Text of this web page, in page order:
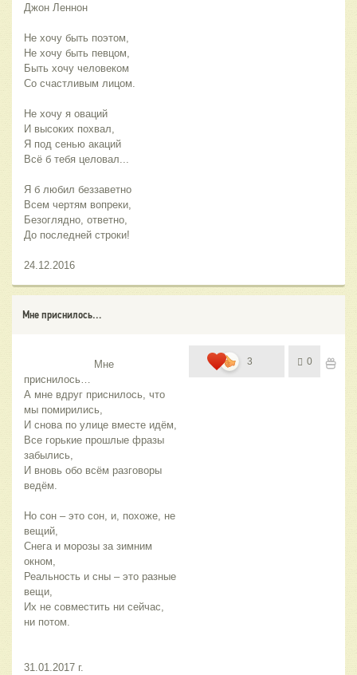
Джон Леннон
Не хочу быть поэтом,
Не хочу быть певцом,
Быть хочу человеком
Со счастливым лицом.
Не хочу я оваций
И высоких похвал,
Я под сенью акаций
Всё б тебя целовал...
Я б любил беззаветно
Всем чертям вопреки,
Безоглядно, ответно,
До последней строки!
24.12.2016
Мне приснилось…
приснилось…
А мне вдруг приснилось, что
мы помирились,
Все горькие прошлые фразы
забылись,
И вновь обо всём разговоры
ведём.
Но сон – это сон, и, похоже, не
вещий,
Снега и морозы за зимним
окном,
Реальность и сны – это разные
вещи,
Их не совместить ни сейчас,
ни потом.
31.01.2017 г.
3 0